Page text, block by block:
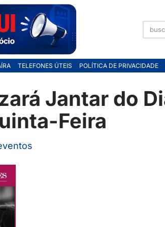
TELEFONES ÚTEIS POLÍTICA DE PRIVACIDADE
Jantar do
Feira